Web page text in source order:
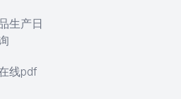
生产日
线pdf